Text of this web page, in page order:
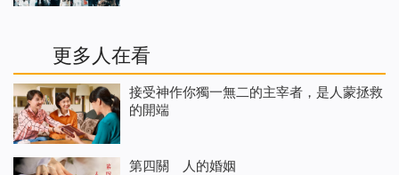
更多人在看
接受神作你獨一無二的主宰者，是人蒙拯救
的開端
第四關 人的婚姻